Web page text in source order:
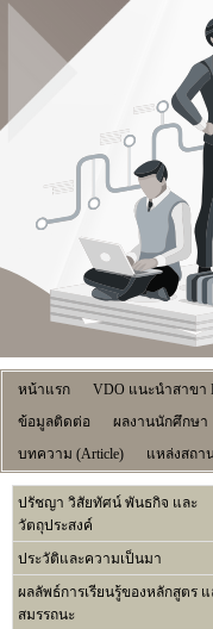
หน้าแรก VDO แนะนำสาขา
ข้อมูลติดต่อ
ผลงานนักศึกษา
บทความ (Article)
แหล่งสถา
ปรัชญา วิสัยทัศน์ พันธกิจ และ
วัตถุประสงค์
ประวัติและความเป็นมา
ผลลัพธ์การเรียนรู้ของหลักสูตร แ
สมรรถนะ